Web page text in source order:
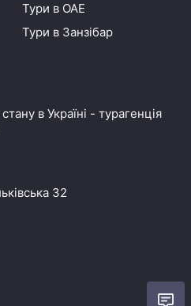
Тури в ОАЕ
Тури в Занзібар
в Україні - турагенція
32